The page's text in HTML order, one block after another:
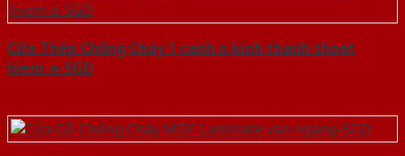
Cửa Thép Chống Cháy 1 canh o kinh thanh thoat
hiem-a-SGD